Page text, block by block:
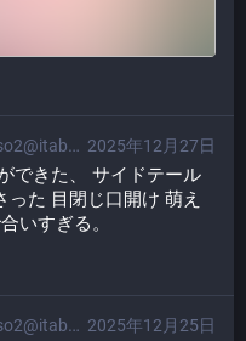
2025年12月27日
できた、 サイドテール
た 目閉じ口開け 萌え
いすぎる。
2025年12月25日